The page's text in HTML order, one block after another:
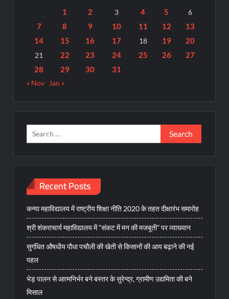
1 2 3 4 5 6
7 8 9 10 11 12
13
14
15 16 17 18 19 20
21 22 23 24 25 26
27
28
29 30 31
« Nov Jan »
Search
for:
Recent Posts
कन्या महाविद्यालय में राष्ट्रीय शिक्षा नीति 2020 के तहत दीक्षारंभ समारोह
श्री शंकराचार्य महाविद्यालय में “संकट में मन की मजबूती” पर व्याख्यान
सुगंधित औषधीय पौधा पचौली की खेती से किसानों की आय बढ़ाने की नई
पहल
भेड़ पालन से आत्मनिर्भर बने बस्तर के सुरेन्द्र, ग्रामीण उद्यमिता की बने
मिसाल